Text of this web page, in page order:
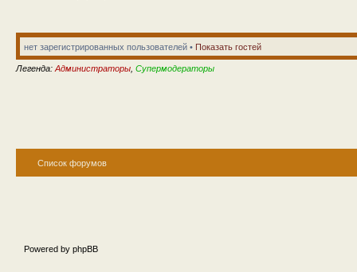
нет зарегистрированных пользователей • Показать гостей
Легенда: Администраторы Супермодераторы
Список форумов
Powered by phpBB